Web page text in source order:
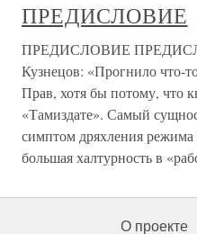
ПРЕДИСЛОВИЕ
ПРЕДИСЛОВИЕ
Кузнецов: «Прогнило что-
Прав, хотя бы потому, что
«Тамиздате». Самый
симптом дряхления
большая халтурность в
О проекте